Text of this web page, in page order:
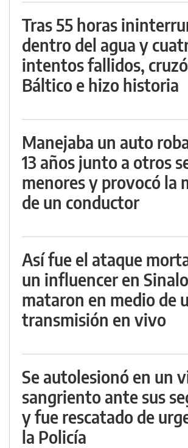
Tras 55 horas
dentro del agua y
intentos fallidos,
Báltico e hizo historia
Manejaba un auto
13 años junto a otros
menores y provocó la
de un conductor
Así fue el ataque
un influencer en
mataron en medio de
transmisión en vivo
Se autolesionó en un
sangriento ante sus
y fue rescatado de
la Policía